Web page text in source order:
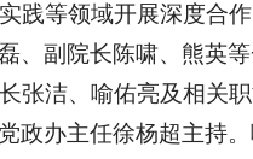
践等领域开展深度合作
、副院长陈啸、熊英
张洁、喻佑亮及相关职
政办主任徐杨超主持